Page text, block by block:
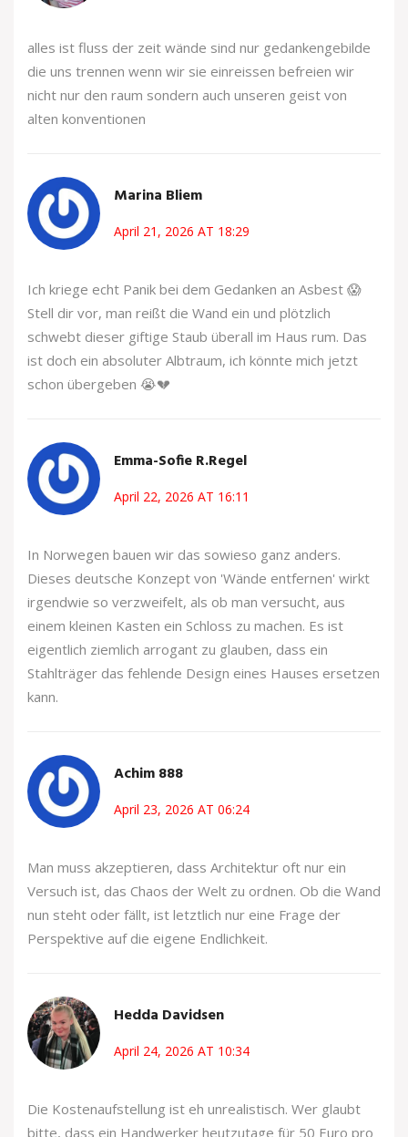
alles ist fluss der zeit wände sind nur gedankengebilde
die uns trennen wenn wir sie einreissen befreien wir
nicht nur den raum sondern auch unseren geist von
alten konventionen
Marina Bliem
April 21, 2026 AT 18:29
Ich kriege echt Panik bei dem Gedanken an Asbest 😱
Stell dir vor, man reißt die Wand ein und plötzlich
schwebt dieser giftige Staub überall im Haus rum. Das
ist doch ein absoluter Albtraum, ich könnte mich jetzt
schon übergeben 😭💔
Emma-Sofie R.Regel
April 22, 2026 AT 16:11
In Norwegen bauen wir das sowieso ganz anders.
Dieses deutsche Konzept von 'Wände entfernen' wirkt
irgendwie so verzweifelt, als ob man versucht, aus
einem kleinen Kasten ein Schloss zu machen. Es ist
eigentlich ziemlich arrogant zu glauben, dass ein
Stahlträger das fehlende Design eines Hauses ersetzen
kann.
Achim 888
April 23, 2026 AT 06:24
Man muss akzeptieren, dass Architektur oft nur ein
Versuch ist, das Chaos der Welt zu ordnen. Ob die Wand
nun steht oder fällt, ist letztlich nur eine Frage der
Perspektive auf die eigene Endlichkeit.
Hedda Davidsen
April 24, 2026 AT 10:34
Die Kostenaufstellung ist eh unrealistisch. Wer glaubt
bitte, dass ein Handwerker heutzutage für 50 Euro pro